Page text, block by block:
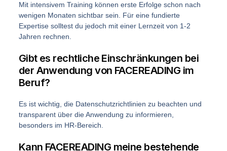
Mit intensivem Training können erste Erfolge schon nach
wenigen Monaten sichtbar sein. Für eine fundierte
Expertise solltest du jedoch mit einer Lernzeit von 1-2
Jahren rechnen.
Gibt es rechtliche Einschränkungen bei
der Anwendung von FACEREADING im
Beruf?
Es ist wichtig, die Datenschutzrichtlinien zu beachten und
transparent über die Anwendung zu informieren,
besonders im HR-Bereich.
Kann FACEREADING meine bestehende